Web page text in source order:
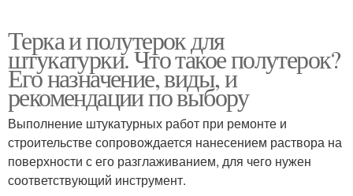
Терка и полутерок для
штукатурки. Что такое полутерок?
Его назначение, виды, и
рекомендации по выбору
Выполнение штукатурных работ при ремонте и
строительстве сопровождается нанесением раствора на
поверхности с его разглаживанием, для чего нужен
соответствующий инструмент.